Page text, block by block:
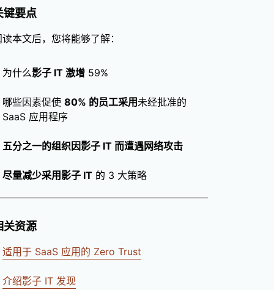
键要点
本文后，您将能够了解：
为什么影子 IT 激增59%
哪些因素促使 80% 的员工采用未经批准的
SaaS 应用程序
五分之一的组织因影子 IT 而遭遇网络攻击
尽量减少采用影子 IT的 3 大策略
关资源
适用于 SaaS 应用的 Zero Trust
介绍影子 IT 发现